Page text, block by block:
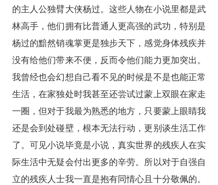
的主人公独臂大侠杨过。这些人物在小说里都是武
林高手，他们拥有比普通人更高强的武功，特别是
杨过的黯然销魂掌更是独步天下，感觉身体残疾并
没有给他们带来不便，反而令他们能力更加突出。
我曾经也会幻想自己看不见的时候是不是也能正常
生活，在家独处时我甚至还尝试过蒙上双眼在家走
一圈，但对于我最为熟悉的地方，只要蒙上眼睛我
还是会到处碰壁，根本无法行动，更别谈生活工作
了。可见小说毕竟是小说，真实世界的残疾人在实
际生活中无疑会付出更多的辛劳。所以对于自强自
立的残疾人士我一直是抱有同情心且十分敬佩的。